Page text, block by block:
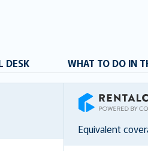
DESK WHAT TO DO IN
RentalCover
Equivalent